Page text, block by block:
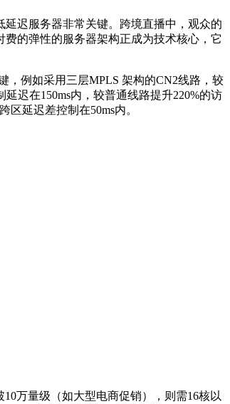
迟服务器非常关键。跨境直播中，观众的
费的弹性的服务器架构正成为技术核心，它
，例如采用三层MPLS 架构的CN2线路，较
延迟在150ms内，较普通线路提升220%的访
区延迟差控制在50ms内。
10万量级（如大型电商促销），则需16核以